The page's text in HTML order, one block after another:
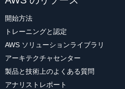
開始方法
トレーニングと認定
AWS ソリューションライブラリ
アーキテクチャセンター
製品と技術上のよくある質問
アナリストレポート